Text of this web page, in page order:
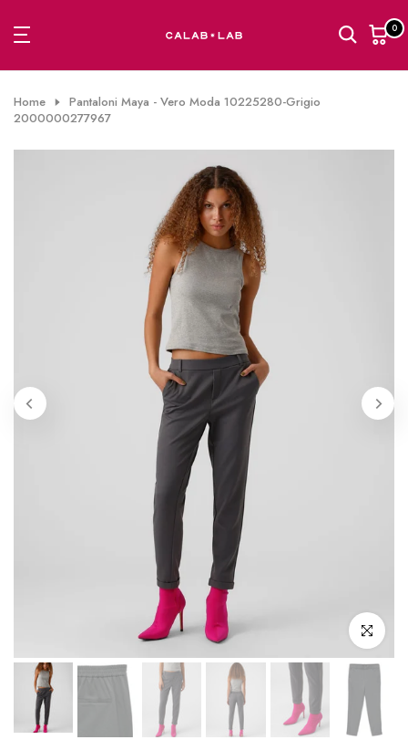
al
0
Home
Pantaloni Maya - Vero Moda 10225280-Grigio
2000000277967
Clicca per